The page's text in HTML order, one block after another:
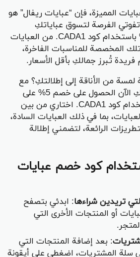
المميزة، فإن “عبايات ريفال” هو
تفوتي الفرصة لتسوق عباياتكِ
المفضلة مع خصم 5% باستخدام كود CADA1. من العبايات
المخصصة للمناسبات الفاخرة،
تُبرز جمالكِ بأقل الأسعار.
من الأناقة إلى إطلالتكِ؟ مع
“عبايات ريفال”، يمكنكِ الآن الحصول على خصم 5% على
جميع الموديلات باستخدام كود CADA1. اختاري من بين
بما في ذلك العبايات السادة،
الرائعة، لتضمني إطلالة
كود خصم عبايات
تريدين شراءها: ابدئي بتصفح
أو المنتجات الأخرى التي
: بعد إضافة المنتجات التي
سلة المشتريات، اضغطي على أيقونة